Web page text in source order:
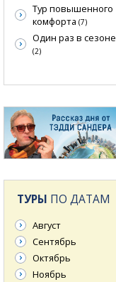
Тур повышенного
комфорта (7)
Один раз в сезоне
(2)
ТУРЫ ПО ДАТАМ
Август
Сентябрь
Октябрь
Ноябрь